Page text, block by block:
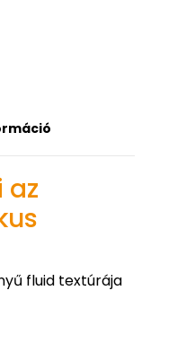
az
fluid textúrája